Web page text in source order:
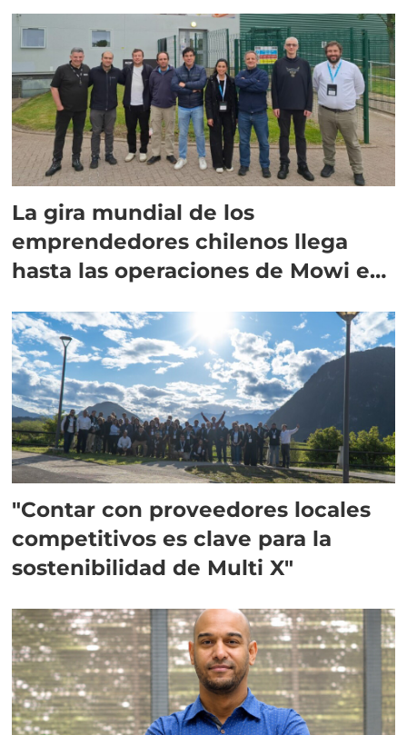
La gira mundial de los
emprendedores chilenos llega
hasta las operaciones de Mowi en
"Contar con proveedores locales
competitivos es clave para la
sostenibilidad de Multi X"